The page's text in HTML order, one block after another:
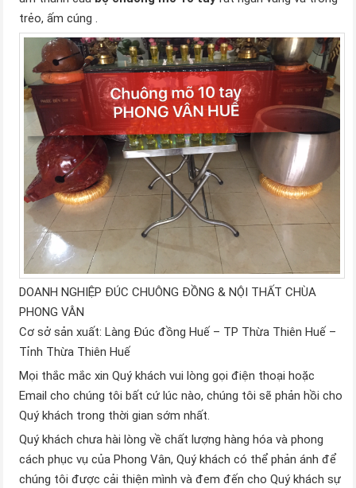
trẻo, ấm cúng .
DOANH NGHIỆP ĐÚC CHUÔNG ĐỒNG & NỘI THẤT CHÙA
PHONG VÂN
Cơ sở sản xuất: Làng Đúc đồng Huế – TP Thừa Thiên Huế –
Tỉnh Thừa Thiên Huế
Mọi thắc mắc xin Quý khách vui lòng gọi điện thoại hoặc
Email cho chúng tôi bất cứ lúc nào, chúng tôi sẽ phản hồi cho
Quý khách trong thời gian sớm nhất.
Quý khách chưa hài lòng về chất lượng hàng hóa và phong
cách phục vụ của Phong Vân, Quý khách có thể phản ánh để
chúng tôi được cải thiện mình và đem đến cho Quý khách sự